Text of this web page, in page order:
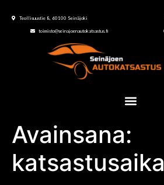
Teollisuustie 8, 60100 Seinäjoki
toimisto@seinajoenautokatsastus.fi
Avainsana:
katsastusaika